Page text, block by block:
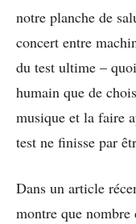
notre planche de
concert entre
du test ultime –
humain que de
musique et la faire
test ne finisse par
Dans un article
montre que nombre